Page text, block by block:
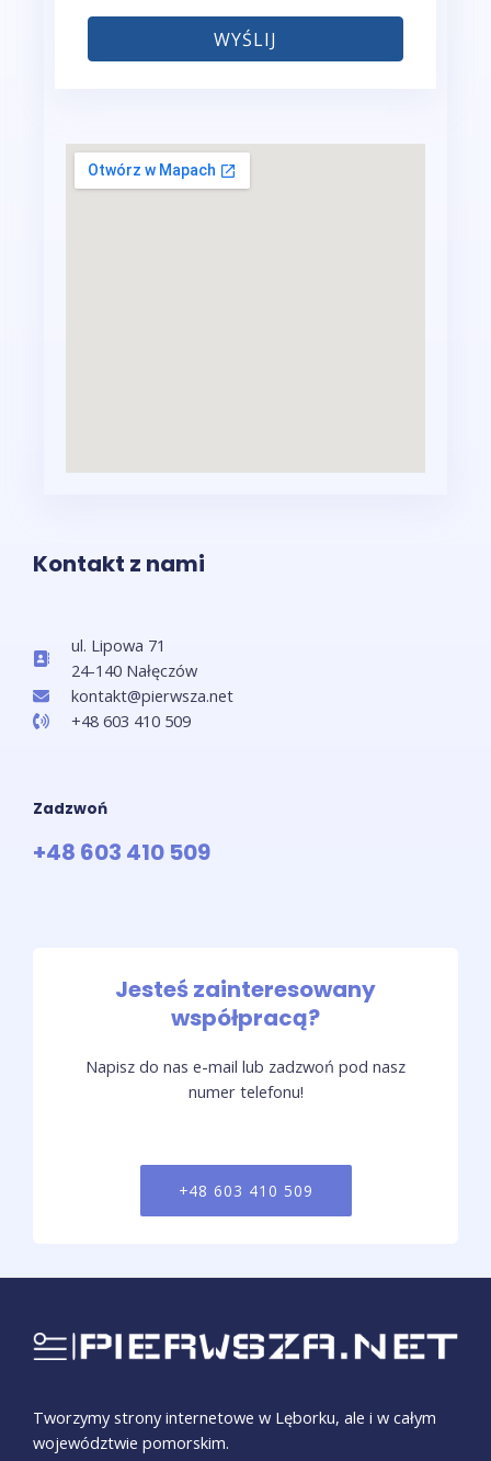
WYŚLIJ
Kontakt z nami
ul. Lipowa 71
24-140 Nałęczów
kontakt@pierwsza.net
+48 603 410 509
Zadzwoń
+48 603 410 509
Jesteś zainteresowany
współpracą?
Napisz do nas e-mail lub zadzwoń pod nasz
numer telefonu!
+48 603 410 509
Tworzymy strony internetowe w Lęborku, ale i w całym
województwie pomorskim.